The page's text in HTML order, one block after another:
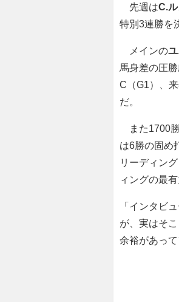
先週はC.
特別3連勝を
メインの
馬身差の圧
C（G1）、
だ。
また1700勝
は6勝の固め
リーディン
ィングの最
「インタビ
が、実はそ
余裕があっ